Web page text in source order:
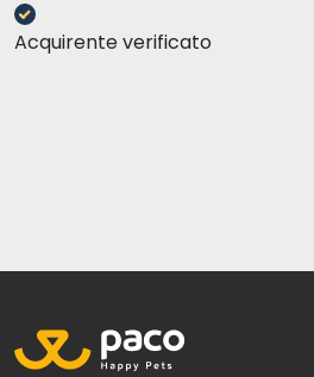
Acquirente verificato